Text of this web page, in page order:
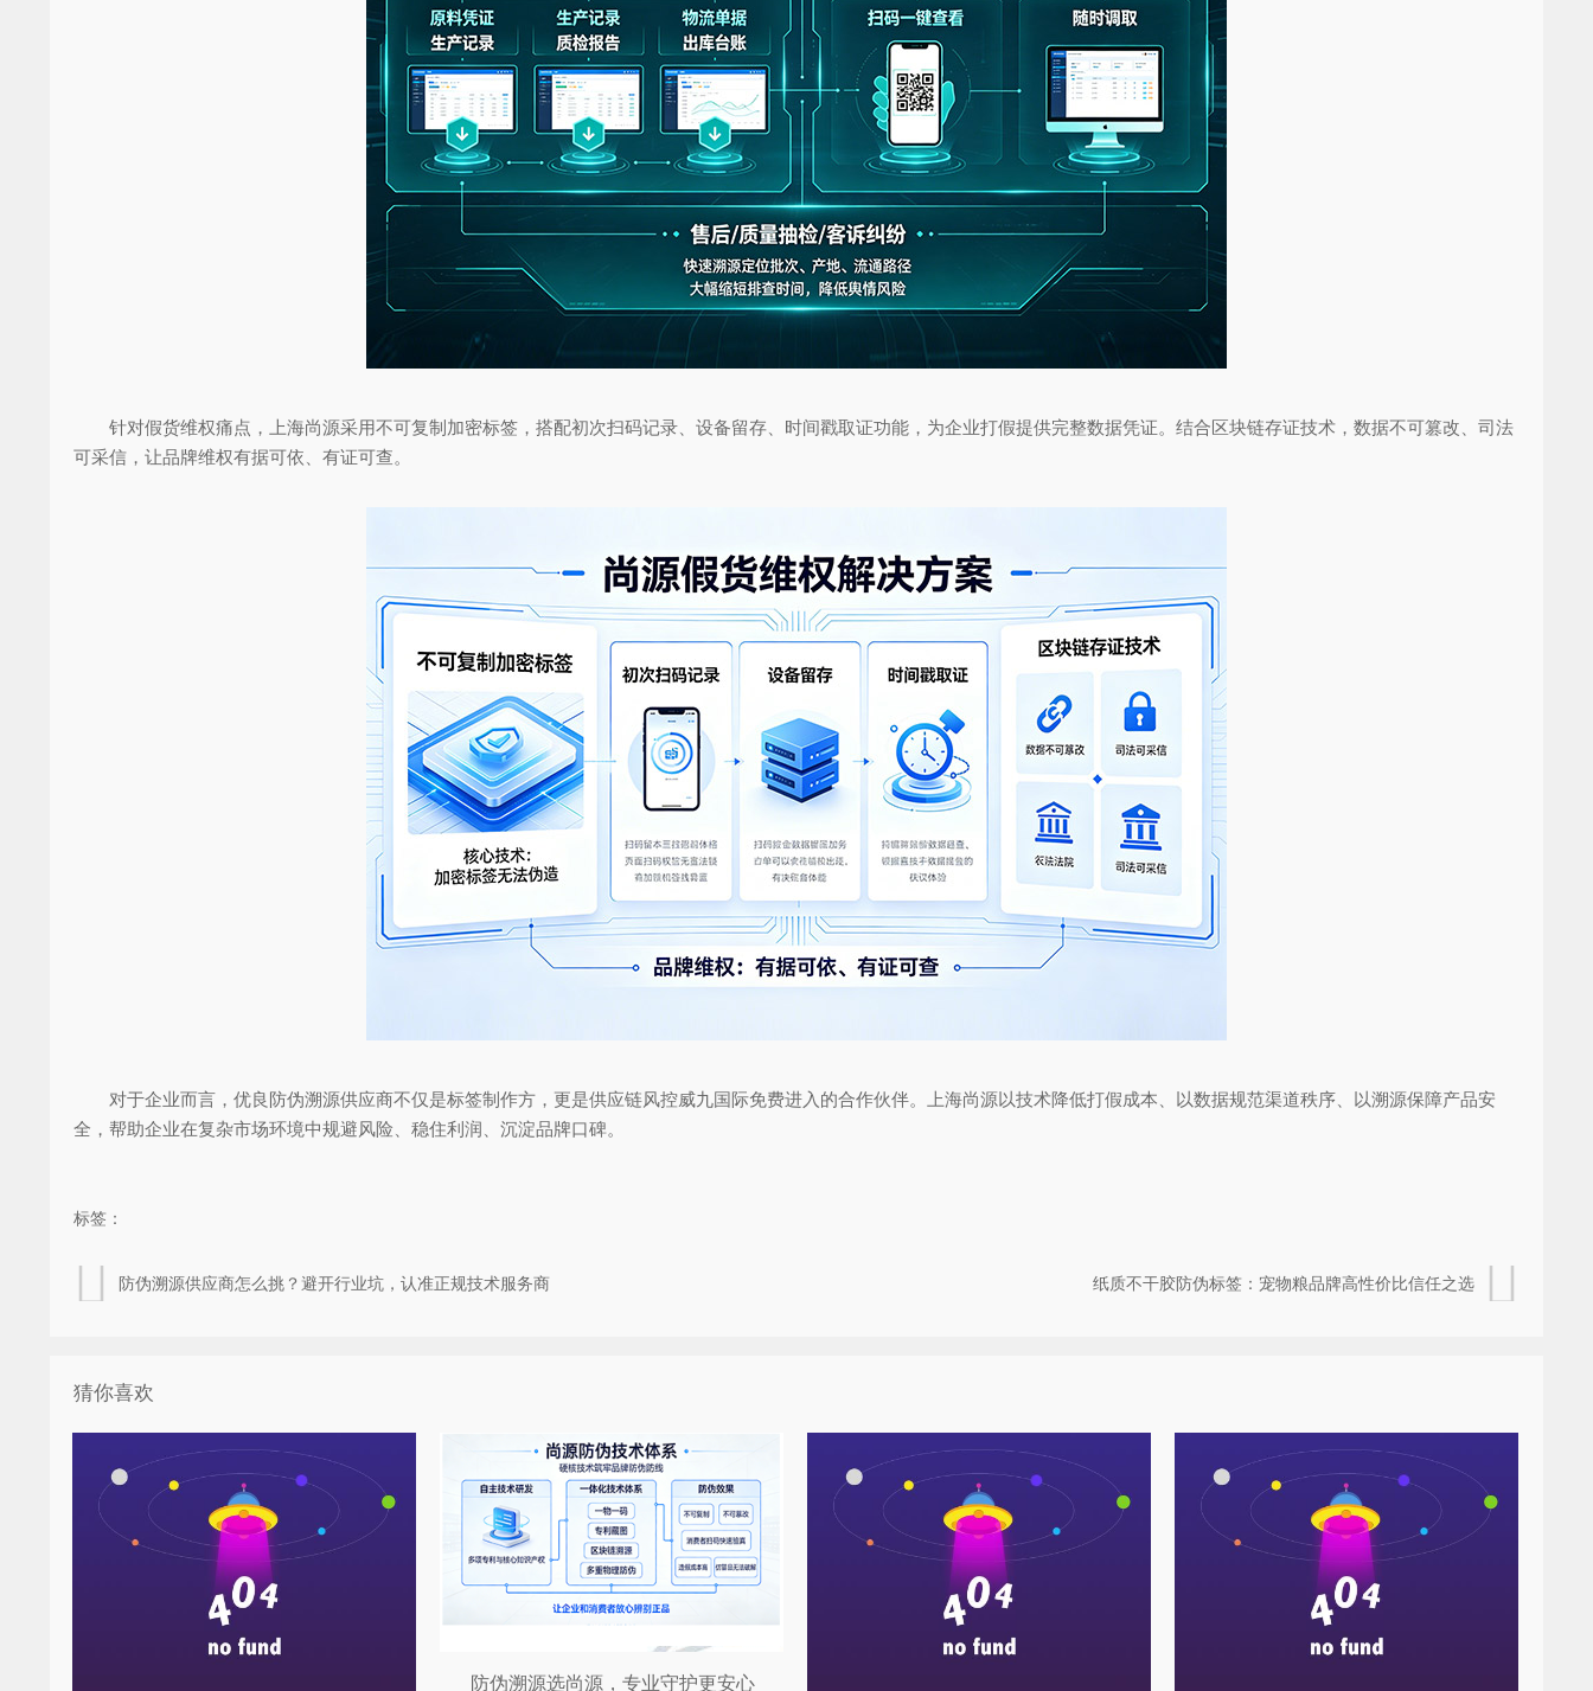
针对假货维权痛点，上海尚源采用不可复制加密标签，搭配初次扫码记录、设备留存、时间戳取证功能，为企业打假提供完整数据凭证。结合区块链存证技术，数据不可篡改、司法
可采信，让品牌维权有据可依、有证可查。
对于企业而言，优良防伪溯源供应商不仅是标签制作方，更是供应链风控威九国际免费进入的合作伙伴。上海尚源以技术降低打假成本、以数据规范渠道秩序、以溯源保障产品安
全，帮助企业在复杂市场环境中规避风险、稳住利润、沉淀品牌口碑。
标签：
防伪溯源供应商怎么挑？避开行业坑，认准正规技术服务商 纸质不干胶防伪标签：宠物粮品牌高性价比信任之选
猜你喜欢
防伪溯源选尚源，专业守护更安心